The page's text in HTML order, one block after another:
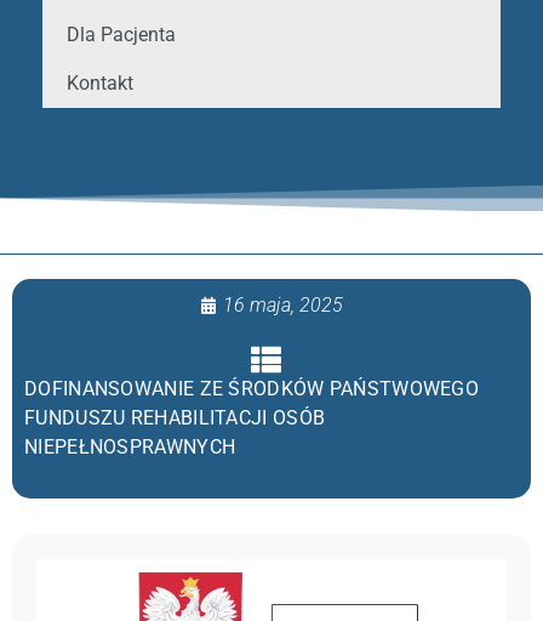
Dla Pacjenta
Kontakt
16 maja, 2025
DOFINANSOWANIE ZE ŚRODKÓW PAŃSTWOWEGO
FUNDUSZU REHABILITACJI OSÓB
NIEPEŁNOSPRAWNYCH